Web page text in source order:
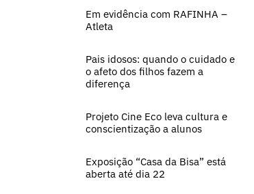
Em evidência com RAFINHA –
Atleta
Pais idosos: quando o cuidado e
o afeto dos filhos fazem a
diferença
Projeto Cine Eco leva cultura e
conscientização a alunos
Exposição “Casa da Bisa” está
aberta até dia 22